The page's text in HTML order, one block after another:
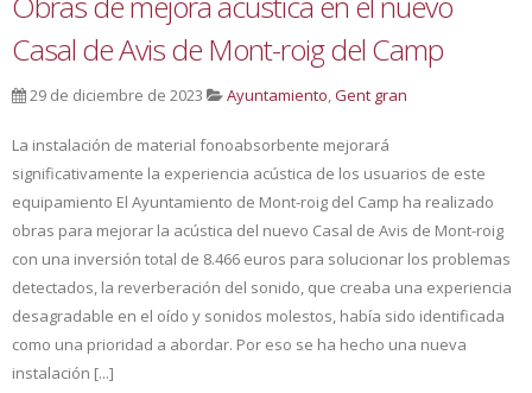
Casal de Avis de Mont-roig del Camp
29 de diciembre de 2023 Ayuntamiento,Gent gran
La instalación de material fonoabsorbente mejorará
significativamente la experiencia acústica de los usuarios de este
equipamiento El Ayuntamiento de Mont-roig del Camp ha realizado
obras para mejorar la acústica del nuevo Casal de Avis de Mont-roig
con una inversión total de 8.466 euros para solucionar los problemas
detectados, la reverberación del sonido, que creaba una experiencia
desagradable en el oído y sonidos molestos, había sido identificada
como una prioridad a abordar. Por eso se ha hecho una nueva
instalación [...]